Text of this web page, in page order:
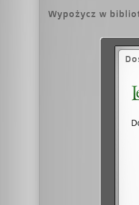
Wypożycz w